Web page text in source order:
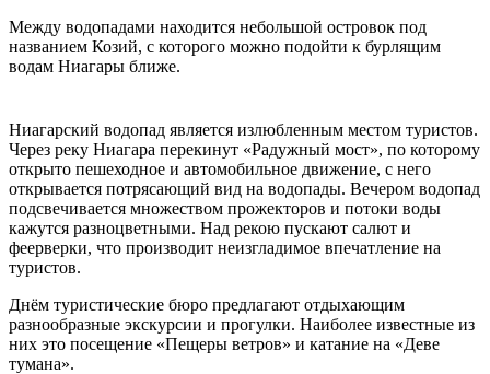
Между водопадами находится небольшой островок под
названием Козий, с которого можно подойти к бурлящим
водам Ниагары ближе.
Ниагарский водопад является излюбленным местом туристов.
Через реку Ниагара перекинут «Радужный мост», по которому
открыто пешеходное и автомобильное движение, с него
открывается потрясающий вид на водопады. Вечером водопад
подсвечивается множеством прожекторов и потоки воды
кажутся разноцветными. Над рекою пускают салют и
феерверки, что производит неизгладимое впечатление на
туристов.
Днём туристические бюро предлагают отдыхающим
разнообразные экскурсии и прогулки. Наиболее известные из
них это посещение «Пещеры ветров» и катание на «Деве
тумана».